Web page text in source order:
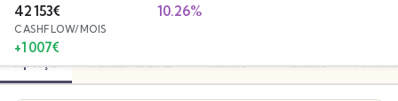
42 153€ 10.26%
CASHFLOW/MOIS
+1 007€
Aperçu Travaux & DPE Financier Fiscalité